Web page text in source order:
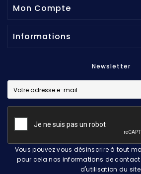
Mon Compte
Informations
Newsletter
Vous pouvez vous désinscrire à tout
pour cela nos informations de
d'utilisation du site.